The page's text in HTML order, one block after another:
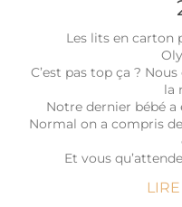
Les lits en carton
C’est pas top ça ?
la
Notre dernier bébé a
Normal on a compris
Et vous